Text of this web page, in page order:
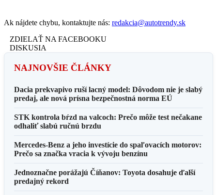
Ak nájdete chybu, kontaktujte nás: redakcia@autotrendy.sk
ZDIELAŤ NA FACEBOOKU
DISKUSIA
NAJNOVŠIE ČLÁNKY
Dacia prekvapivo ruší lacný model: Dôvodom nie je slabý
predaj, ale nová prísna bezpečnostná norma EÚ
STK kontrola bŕzd na valcoch: Prečo môže test nečakane
odhaliť slabú ručnú brzdu
Mercedes-Benz a jeho investície do spaľovacích motorov:
Prečo sa značka vracia k vývoju benzínu
Jednoznačne porážajú Číňanov: Toyota dosahuje ďalší
predajný rekord